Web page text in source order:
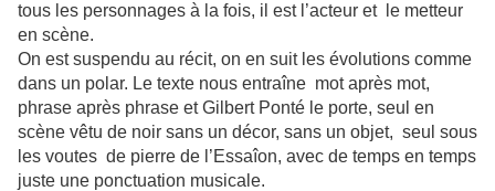
tous les personnages à la fois, il est l’acteur et le metteur
en scène.
On est suspendu au récit, on en suit les évolutions comme
dans un polar. Le texte nous entraîne mot après mot,
phrase après phrase et Gilbert Ponté le porte, seul en
scène vêtu de noir sans un décor, sans un objet, seul sous
les voutes de pierre de l’Essaîon, avec de temps en temps
juste une ponctuation musicale.